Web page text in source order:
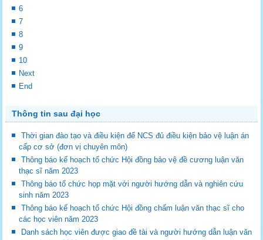
6
7
8
9
10
Next
End
Thông tin sau đại học
Thời gian đào tạo và điều kiện để NCS đủ điều kiện bảo vệ luận án
cấp cơ sở (đơn vị chuyên môn)
Thông báo kế hoạch tổ chức Hội đồng bảo vệ đề cương luận văn
thạc sĩ năm 2023
Thông báo tổ chức họp mặt với người hướng dẫn và nghiên cứu
sinh năm 2023
Thông báo kế hoạch tổ chức Hội đồng chấm luận văn thạc sĩ cho
các học viên năm 2023
Danh sách học viên được giao đề tài và người hướng dẫn luận văn